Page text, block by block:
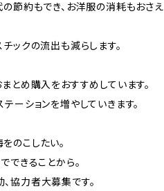
の節約もでき、お洋服の消耗もおさえ
ックの流出も減らします。
とめ購入をおすすめしています。
ーションを増やしていきます。
のこしたい。
できることから。
協力者大募集です。